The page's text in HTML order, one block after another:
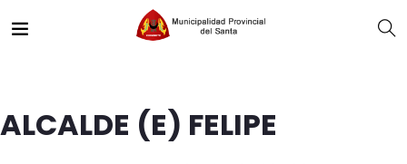
ALCALDE (E) FELIPE